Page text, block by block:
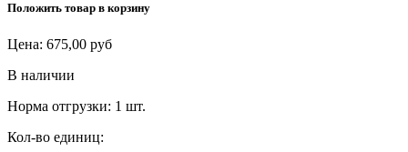
Положить товар в корзину
Цена: 675,00 руб
В наличии
Норма отгрузки: 1 шт.
Кол-во единиц: